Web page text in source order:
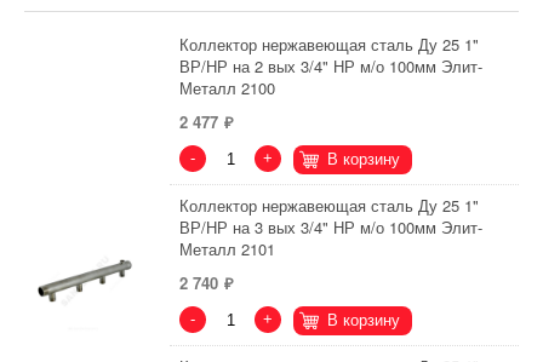
Коллектор нержавеющая сталь Ду 25 1"
ВР/НР на 2 вых 3/4" НР м/о 100мм Элит-
Металл 2100
2 477
- + В корзину
Коллектор нержавеющая сталь Ду 25 1"
ВР/НР на 3 вых 3/4" НР м/о 100мм Элит-
Металл 2101
2 740
- + В корзину